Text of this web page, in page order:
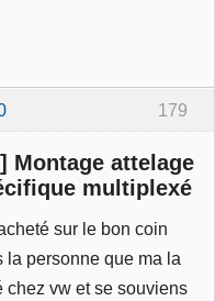
179
Montage attelage
multiplexé
sur le bon coin
la personne que ma la
chez vw et se souviens